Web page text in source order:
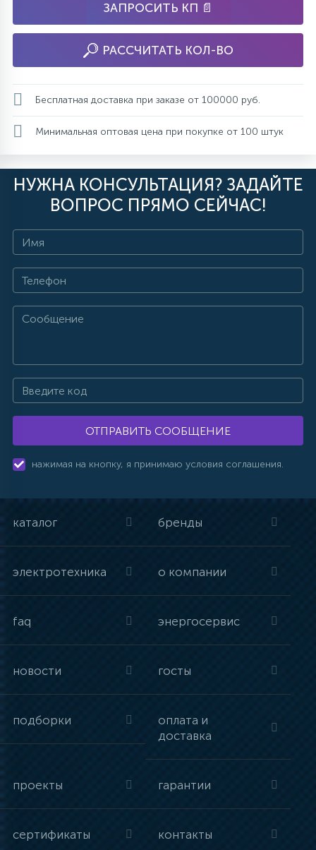
ЗАПРОСИТЬ КП 📄
РАССЧИТАТЬ КОЛ-ВО
Бесплатная доставка при заказе от 100000 руб.
Минимальная оптовая цена при покупке от 100 штук
НУЖНА КОНСУЛЬТАЦИЯ? ЗАДАЙТЕ
ВОПРОС ПРЯМО СЕЙЧАС!
ОТПРАВИТЬ СООБЩЕНИЕ
нажимая на кнопку, я принимаю условия соглашения.
каталог бренды
электротехника о компании
faq энергосервис
новости госты
подборки
оплата и
доставка
проекты гарантии
сертификаты контакты